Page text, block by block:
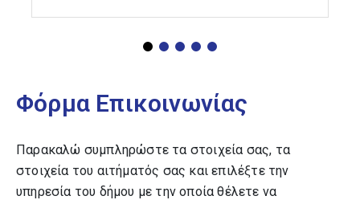
Διεύθυνση
Καθαριότητας,
Στόλου Οχημάτων
Διεύθυνση ΚΕΠ
Φόρμα Επικοινωνίας
Παρακαλώ συμπληρώστε τα στοιχεία σας, τα
στοιχεία του αιτήματός σας και επιλέξτε την
υπηρεσία του δήμου με την οποία θέλετε να